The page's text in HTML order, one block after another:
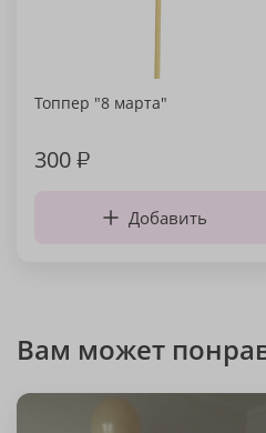
Топпер "8 марта"
300₽
Добавить
Вам может